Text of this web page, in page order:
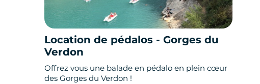
Location de pédalos - Gorges du
Verdon
Offrez vous une balade en pédalo en plein cœur
des Gorges du Verdon !